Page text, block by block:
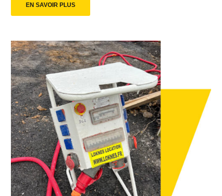
EN SAVOIR PLUS